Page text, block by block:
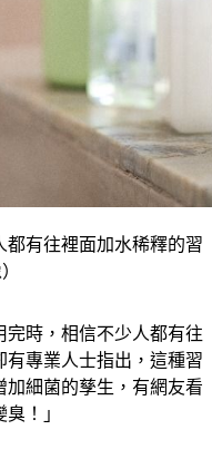
都有往裡面加水稀釋的習
完時，相信不少人都有往
專業人士指出，這種習
細菌的孳生，有網友看
！」